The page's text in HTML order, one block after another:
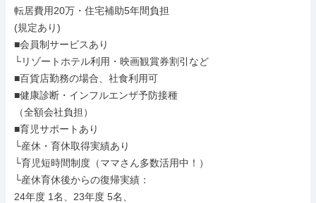
転居費用20万・住宅補助5年間負担
(規定あり)
■会員制サービスあり
└リゾートホテル利用・映画観賞券割引など
■百貨店勤務の場合、社食利用可
■健康診断・インフルエンザ予防接種
（全額会社負担）
■育児サポートあり
└産休・育休取得実績あり
└育児短時間制度（ママさん多数活用中！）
└産休育休後からの復帰実績：
24年度 1名、23年度 5名、